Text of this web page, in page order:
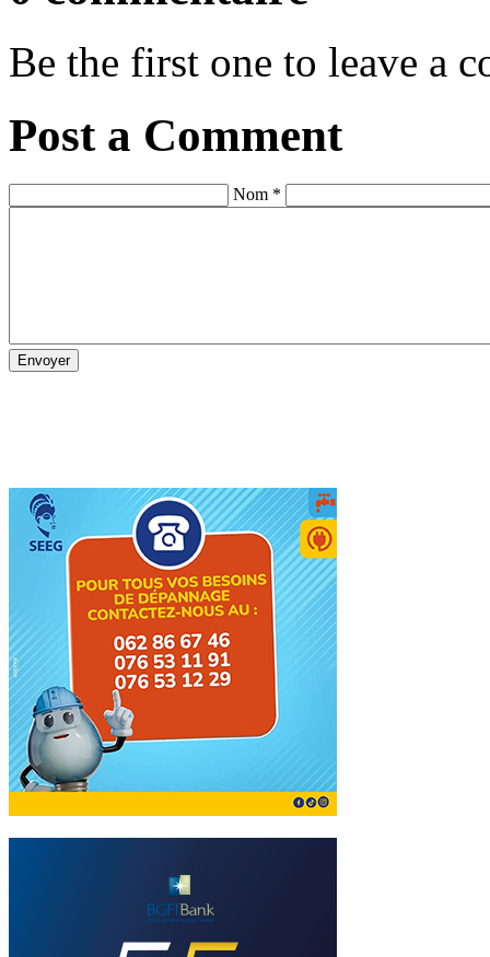
Be the first one to leave a
Post a Comment
Nom *